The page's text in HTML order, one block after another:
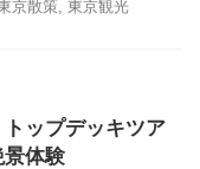
京散策, 東京観光
ップデッキツア
景体験